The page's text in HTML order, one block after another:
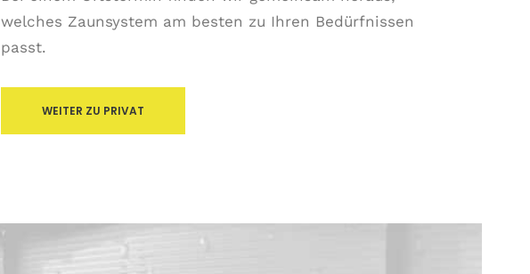
welches Zaunsystem am besten zu Ihren Bedürfnissen
passt.
WEITER ZU PRIVAT